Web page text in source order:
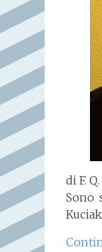
di F.
Sono